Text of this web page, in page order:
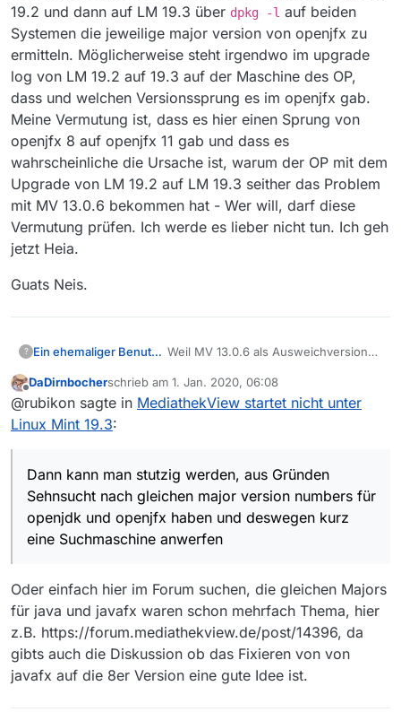
19.2 und dann auf LM 19.3 über dpkg -l auf beiden
Systemen die jeweilige major version von openjfx zu
ermitteln. Möglicherweise steht irgendwo im upgrade
log von LM 19.2 auf 19.3 auf der Maschine des OP,
dass und welchen Versionssprung es im openjfx gab.
Meine Vermutung ist, dass es hier einen Sprung von
openjfx 8 auf openjfx 11 gab und dass es
wahrscheinliche die Ursache ist, warum der OP mit dem
Upgrade von LM 19.2 auf LM 19.3 seither das Problem
mit MV 13.0.6 bekommen hat - Wer will, darf diese
Vermutung prüfen. Ich werde es lieber nicht tun. Ich geh
jetzt Heia.
Guats Neis.
? Ein ehemaliger Benutzer Weil MV 13.0.6 als Ausweichversion
MV 13.5 nicht verwenden können
oder wollen.
@ nillisagte inMediathekView startet
nicht unter Linux Mint 19.3:
installiert.
Tja, und genau in dieser Angabe
steckt der Teufel im Detail, denn es
fehlt was. Eine kleine Zahl.
Zwar schreibst Du hier die major
version des openjdk, nämlich 8. Das
version von openjfx. Und DA fängt
das Problem an. Eine Zahl fehlt.
Ich konnte Dein Problem bei mir unter
KUbuntu
lsb_release -a
Description:    Ubuntu 19.10
Release:        19.10
und hab mal geschaut, welches
openjfx ich dort nun drauf habe: Und
da beginnt der Hase im Pfeffer zu
liegen.
dpkg -l "*openjfx*"
[...]
||/ Name            Version
+++-===============-
ii  libopenjfx-java 11.0.2+1-1
ii  libopenjfx-jni  11.0.2+1-1
Auf gut Deutsch, die major version
des openjfx ist nicht 8 sondern 11.
Dann kann man stutzig werden, aus
Gründen Sehnsucht nach gleichen
Offline
DaDirnbocherschrieb am 1. Jan. 2020, 06:08
zuletzt editiert von
@rubikon sagte in MediathekView startet nicht unter
Linux Mint 19.3:
Dann kann man stutzig werden, aus Gründen
Sehnsucht nach gleichen major version numbers für
openjdk und openjfx haben und deswegen kurz
eine Suchmaschine anwerfen
Oder einfach hier im Forum suchen, die gleichen Majors
für java und javafx waren schon mehrfach Thema, hier
z.B. https://forum.mediathekview.de/post/14396, da
gibts auch die Diskussion ob das Fixieren von von
javafx auf die 8er Version eine gute Idee ist.